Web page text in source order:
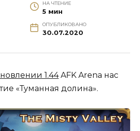
НА ЧТЕНИЕ
5 мин
ОПУБЛИКОВАНО
30.07.2020
1.44AFK Arena нас
«Туманная долина».